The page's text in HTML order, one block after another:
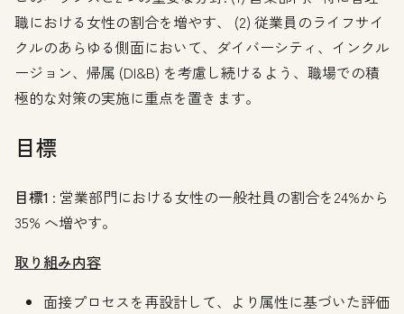
職における女性の割合を増やす、 (2) 従業員のライフサイ
クルのあらゆる側面において、ダイバーシティ、インクル
ージョン、帰属 (DI&B) を考慮し続けるよう、職場での積
極的な対策の実施に重点を置きます。
目標
目標1 : 営業部門における女性の一般社員の割合を24%から
35% へ増やす。
取り組み内容
面接プロセスを再設計して、より属性に基づいた評価